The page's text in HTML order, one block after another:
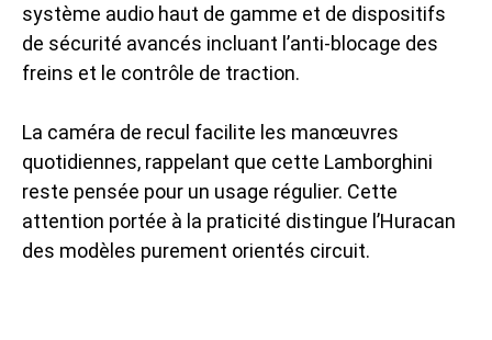
système audio haut de gamme et de dispositifs
de sécurité avancés incluant l’anti-blocage des
freins et le contrôle de traction.
La caméra de recul facilite les manœuvres
quotidiennes, rappelant que cette Lamborghini
reste pensée pour un usage régulier. Cette
attention portée à la praticité distingue l’Huracan
des modèles purement orientés circuit.